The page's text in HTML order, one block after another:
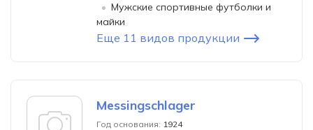
Мужские спортивные футболки и
майки
Еще 11 видов продукции
Messingschlager
Год основания: 1924